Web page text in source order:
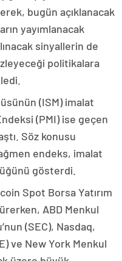
bugün açıklanacak
yayımlanacak
sinyallerin de
politikalara
(ISM) imalat
(PMI) ise geçen
Söz konusu
endeks, imalat
gösterdi.
Spot Borsa Yatırım
ABD Menkul
(SEC), Nasdaq,
ve New York Menkul